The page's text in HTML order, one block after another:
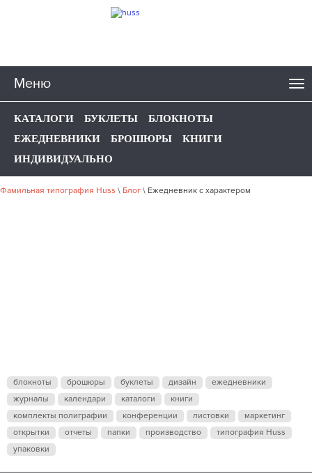
Меню
КАТАЛОГИ БУКЛЕТЫ
БЛОКНОТЫ
ЕЖЕДНЕВНИКИ
БРОШЮРЫ
КНИГИ
ИНДИВИДУАЛЬНО
Фамильная типография Huss \ Блог \ Ежедневник с характером
блокноты брошюры буклеты дизайн
ежедневники
журналы
календари каталоги
книги
комплекты полиграфии
конференции листовки
маркетинг
открытки
отчеты папки производство
типография Huss
упаковки